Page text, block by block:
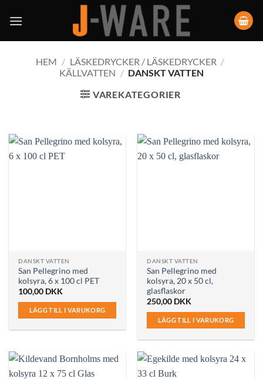
HEM / LÄSKEDRYCKER / LÄSKEDRYCKER /
KÄLLVATTEN / DANSKT VATTEN
VAREKATEGORIER
DANSKT VATTEN
San Pellegrino med
kolsyra, 6 x 100 cl PET
100,00 DKK
LÄGG TILL I VARUKORG
DANSKT VATTEN
San Pellegrino med
kolsyra, 20 x 50 cl,
glasflaskor
250,00 DKK
LÄGG TILL I VARUKORG